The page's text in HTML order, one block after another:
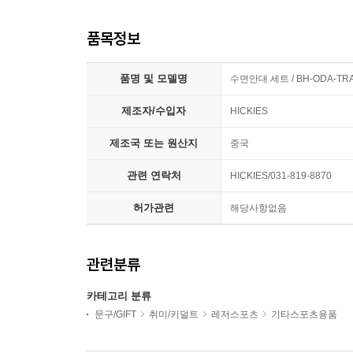
품목정보
품명 및 모델명 수면안대 세트 / BH-ODA-
제조자/수입자 HICKIES
제조국 또는 원산지 중국
관련 연락처 HICKIES/031-819-8870
허가관련 해당사항없음
관련분류
카테고리 분류
문구/GIFT 취미/키덜트 레저스포츠 기타스포츠용품